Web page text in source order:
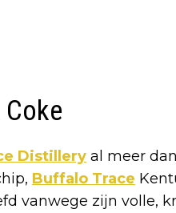
Distillery al meer
Buffalo Trace
vanwege zijn volle,